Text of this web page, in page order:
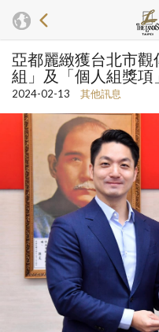
亞都麗緻獲台北市
組」及「個人組獎項」
2024-02-13 其他訊息